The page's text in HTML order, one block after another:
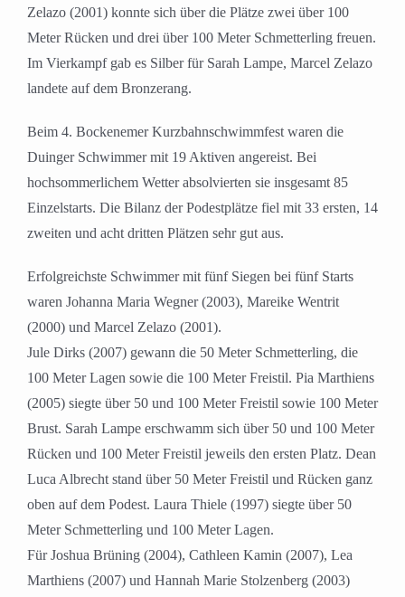
Zelazo (2001) konnte sich über die Plätze zwei über 100
Meter Rücken und drei über 100 Meter Schmetterling freuen.
Im Vierkampf gab es Silber für Sarah Lampe, Marcel Zelazo
landete auf dem Bronzerang.
Beim 4. Bockenemer Kurzbahnschwimmfest waren die
Duinger Schwimmer mit 19 Aktiven angereist. Bei
hochsommerlichem Wetter absolvierten sie insgesamt 85
Einzelstarts. Die Bilanz der Podestplätze fiel mit 33 ersten, 14
zweiten und acht dritten Plätzen sehr gut aus.
Erfolgreichste Schwimmer mit fünf Siegen bei fünf Starts
waren Johanna Maria Wegner (2003), Mareike Wentrit
(2000) und Marcel Zelazo (2001).
Jule Dirks (2007) gewann die 50 Meter Schmetterling, die
100 Meter Lagen sowie die 100 Meter Freistil. Pia Marthiens
(2005) siegte über 50 und 100 Meter Freistil sowie 100 Meter
Brust. Sarah Lampe erschwamm sich über 50 und 100 Meter
Rücken und 100 Meter Freistil jeweils den ersten Platz. Dean
Luca Albrecht stand über 50 Meter Freistil und Rücken ganz
oben auf dem Podest. Laura Thiele (1997) siegte über 50
Meter Schmetterling und 100 Meter Lagen.
Für Joshua Brüning (2004), Cathleen Kamin (2007), Lea
Marthiens (2007) und Hannah Marie Stolzenberg (2003)